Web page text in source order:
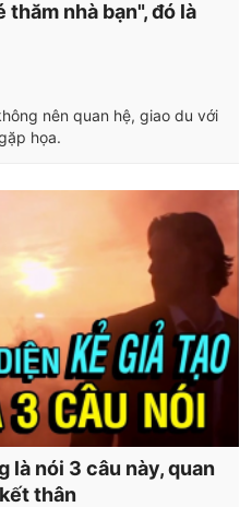
nhà bạn", đó là
nên quan hệ, giao du với
họa.
là nói 3 câu này, quan
thân